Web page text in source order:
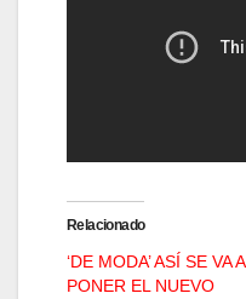
Relacionado
‘DE MODA’ ASÍ SE VA A
PONER EL NUEVO